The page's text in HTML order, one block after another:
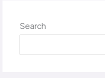
Search